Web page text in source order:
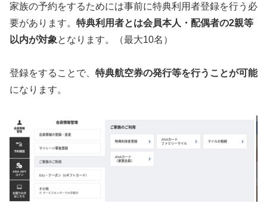
家族の予約をするためには事前に特典利用者登録を行う必
要があります。 特典利用者とは会員本人・配偶者の2親等
以内が対象となります。（最大10名）
登録をすることで、 特典航空券の発行等を行うことが可能
になります。